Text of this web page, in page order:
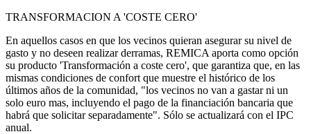
TRANSFORMACION A 'COSTE CERO'
En aquellos casos en que los vecinos quieran asegurar su nivel de
gasto y no deseen realizar derramas, REMICA aporta como opción
su producto 'Transformación a coste cero', que garantiza que, en las
mismas condiciones de confort que muestre el histórico de los
últimos años de la comunidad, "los vecinos no van a gastar ni un
solo euro mas, incluyendo el pago de la financiación bancaria que
habrá que solicitar separadamente". Sólo se actualizará con el IPC
anual.